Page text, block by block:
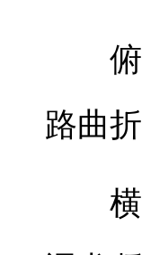
路曲